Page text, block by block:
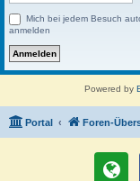
Mich bei jedem Besuch
anmelden
Powered by
Portal Foren-